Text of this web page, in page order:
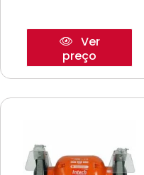
Ver
preço